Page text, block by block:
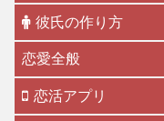
彼氏の作り方
恋愛全般
恋活アプリ